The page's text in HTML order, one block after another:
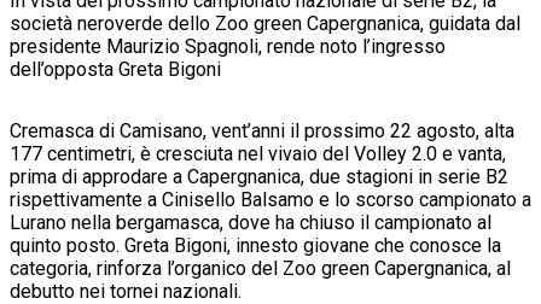
società neroverde dello Zoo green Capergnanica, guidata dal
presidente Maurizio Spagnoli, rende noto l’ingresso
dell’opposta Greta Bigoni
Cremasca di Camisano, vent’anni il prossimo 22 agosto, alta
177 centimetri, è cresciuta nel vivaio del Volley 2.0 e vanta,
prima di approdare a Capergnanica, due stagioni in serie B2
rispettivamente a Cinisello Balsamo e lo scorso campionato a
Lurano nella bergamasca, dove ha chiuso il campionato al
quinto posto. Greta Bigoni, innesto giovane che conosce la
categoria, rinforza l’organico del Zoo green Capergnanica, al
debutto nei tornei nazionali.